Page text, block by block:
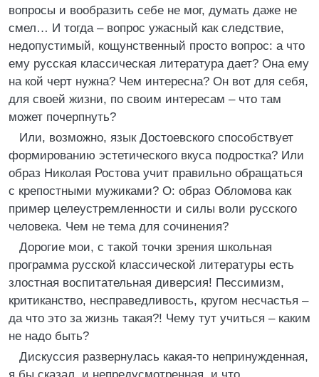
вопросы и вообразить себе не мог, думать даже не
смел… И тогда – вопрос ужасный как следствие,
недопустимый, кощунственный просто вопрос: а что
ему русская классическая литература дает? Она ему
на кой черт нужна? Чем интересна? Он вот для себя,
для своей жизни, по своим интересам – что там
может почерпнуть?
Или, возможно, язык Достоевского способствует
формированию эстетического вкуса подростка? Или
образ Николая Ростова учит правильно обращаться
с крепостными мужиками? О: образ Обломова как
пример целеустремленности и силы воли русского
человека. Чем не тема для сочинения?
Дорогие мои, с такой точки зрения школьная
программа русской классической литературы есть
злостная воспитательная диверсия! Пессимизм,
критиканство, несправедливость, кругом несчастья –
да что это за жизнь такая?! Чему тут учиться – каким
не надо быть?
Дискуссия развернулась какая-то непринужденная,